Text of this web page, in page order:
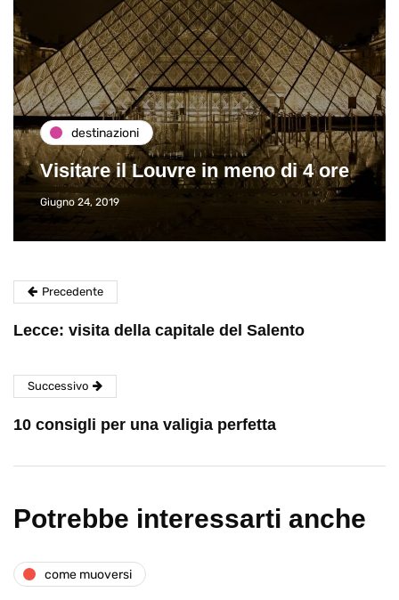
destinazioni
Visitare il Louvre in meno di 4 ore
Giugno 24, 2019
Precedente
Lecce: visita della capitale del Salento
Successivo
10 consigli per una valigia perfetta
Potrebbe interessarti anche
come muoversi